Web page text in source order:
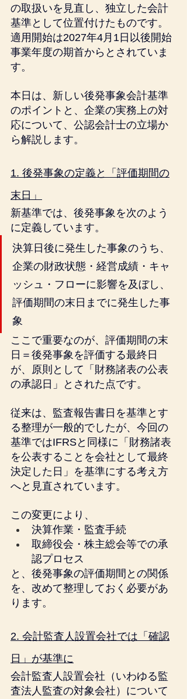
の取扱いを見直し、独立した会計
基準として位置付けたものです。
適用開始は2027年4月1日以後開始
事業年度の期首からとされていま
す。
本日は、新しい後発事象会計基準
のポイントと、企業の実務上の対
応について、公認会計士の立場か
ら解説します。
1. 後発事象の定義と「評価期間の
末日」
新基準では、後発事象を次のよう
に定義しています。
決算日後に発生した事象のうち、
企業の財政状態・経営成績・キャ
ッシュ・フローに影響を及ぼし、
評価期間の末日までに発生した事
象
ここで重要なのが、評価期間の末
日＝後発事象を評価する最終日
が、原則として「財務諸表の公表
の承認日」とされた点です。
従来は、監査報告書日を基準とす
る整理が一般的でしたが、今回の
基準ではIFRSと同様に「財務諸表
を公表することを会社として最終
決定した日」を基準にする考え方
へと見直されています。
この変更により、
決算作業・監査手続
取締役会・株主総会等での承
認プロセス
と、後発事象の評価期間との関係
を、改めて整理しておく必要があ
ります。
2. 会計監査人設置会社では「確認
日」が基準に
会計監査人設置会社（いわゆる監
査法人監査の対象会社）について